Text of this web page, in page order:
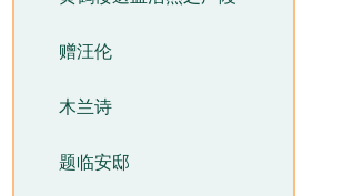
赠汪伦
木兰诗
题临安邸